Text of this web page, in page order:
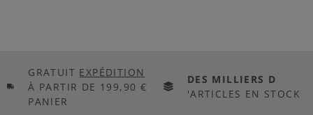
GRATUIT EXPÉDITION
À PARTIR DE 199,90 €
PANIER
DES MILLIERS D
'ARTICLES EN STOCK